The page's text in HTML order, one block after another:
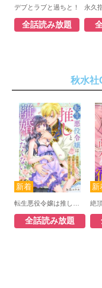
デブとラブと過ちと！
全話読み放題
秋水社
全話読み放題